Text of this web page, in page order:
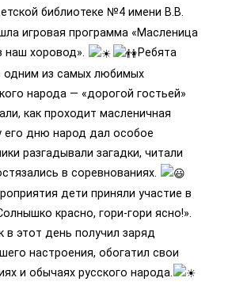
библиотеке №4 имени В.В.
игровая программа «Масленица
наш хоровод».
Ребята
одним из самых любимых
народа — «дорогой гостьей»
как проходит масленичная
его дню народ дал особое
разгадывали загадки, читали
в соревнованиях.
дети приняли участие в
красно, гори-гори ясно!».
в этот день получил заряд
настроения, обогатил свои
и обычаях русского народа.